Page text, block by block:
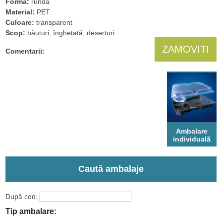
Material: PET
Culoare: transparent
Scop: băuturi, înghețată, deserturi
Comentarii: ZAMOVITI
Ambalare
individuală
Caută ambalaje
După cod:
Tip ambalare: